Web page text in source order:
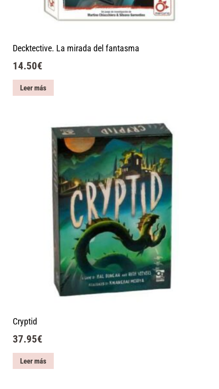
Decktective. La mirada del fantasma
14.50€
Leer más
Cryptid
37.95€
Leer más